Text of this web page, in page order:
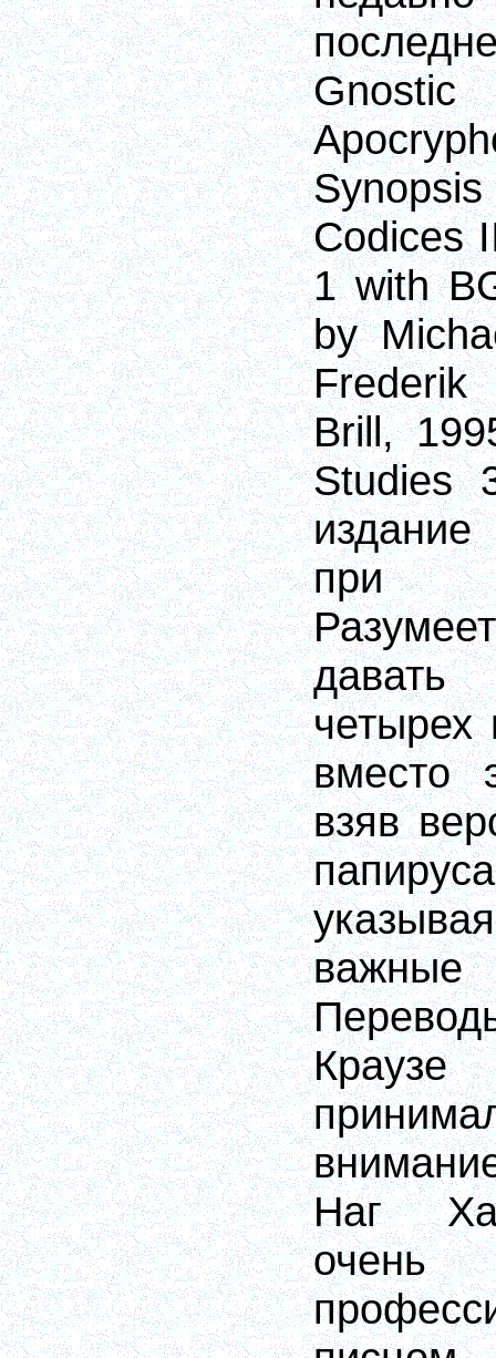
Gnostic
Codices
1 with
by
Brill,
Studies
издание
при
давать
четырех
вместо
взяв
Наг
очень